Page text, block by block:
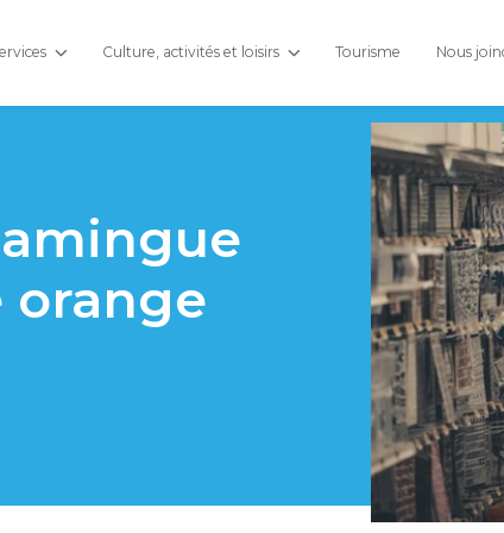
Culture, activités et loisirs Tourisme Nous
orange